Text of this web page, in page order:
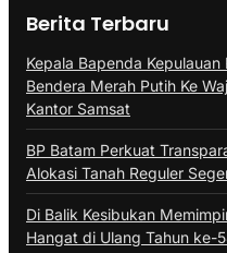
Berita Terbaru
Kepala Bapenda
Bendera Merah Putih Ke
Kantor Samsat
BP Batam Perkuat
Alokasi Tanah Reguler
Di Balik Kesibukan
Hangat di Ulang Tahun ke-